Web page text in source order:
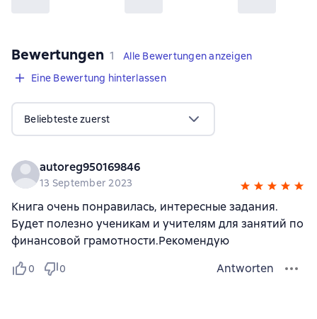
Bewertungen 1 Bewertung
1
Alle Bewertungen anzeigen
Eine Bewertung hinterlassen
Beliebteste zuerst
autoreg950169846
13 September 2023
Книга очень понравилась, интересные задания.
Будет полезно ученикам и учителям для занятий по
финансовой грамотности.Рекомендую
0 0 Antworten